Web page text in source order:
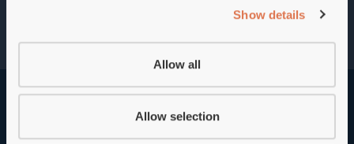
Show details
Allow all
Allow selection
Aktivt sökande